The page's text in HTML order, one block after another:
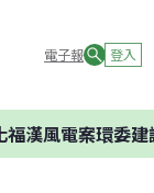
電子報 登入
案環委建議不應開